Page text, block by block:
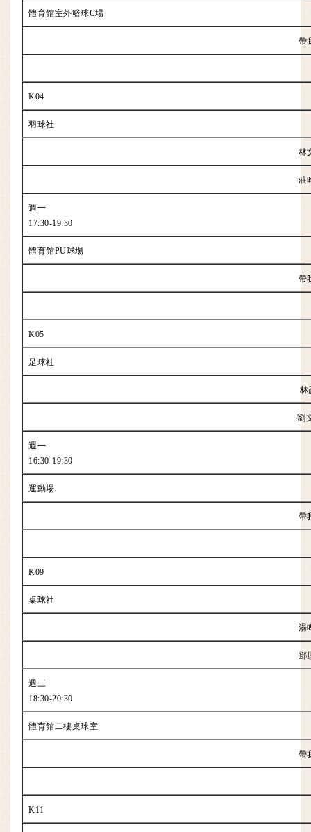
體育館室外籃球C場
帶
K04
羽球社
林
莊
週一
17:30-19:30
體育館PU球場
帶
K05
足球社
林
劉
週一
16:30-19:30
運動場
帶
K09
桌球社
湯
鄧
週三
18:30-20:30
體育館二樓桌球室
帶
K11